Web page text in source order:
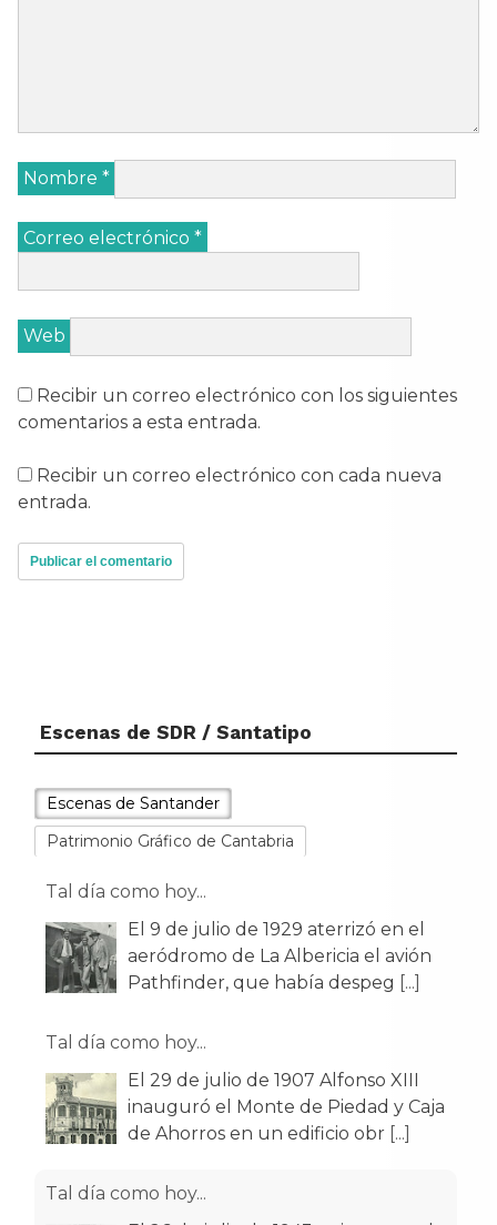
Nombre *
Correo electrónico *
Web
Recibir un correo electrónico con los siguientes
comentarios a esta entrada.
Recibir un correo electrónico con cada nueva
entrada.
Escenas de SDR / Santatipo
Escenas de Santander
Patrimonio Gráfico de Cantabria
Tal día como hoy...
El 9 de julio de 1929 aterrizó en el
aeródromo de La Albericia el avión
Pathfinder, que había despeg [...]
Tal día como hoy...
El 29 de julio de 1907 Alfonso XIII
inauguró el Monte de Piedad y Caja
de Ahorros en un edificio obr [...]
Tal día como hoy...